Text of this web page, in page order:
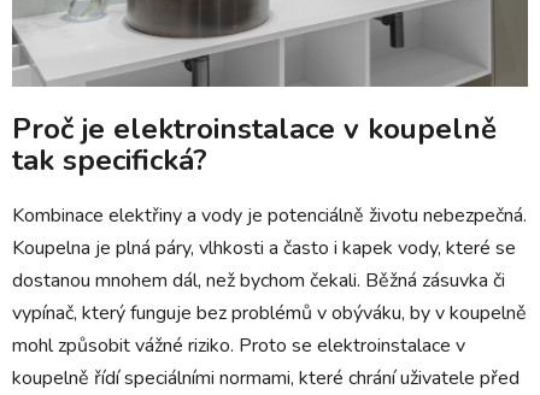
Proč je elektroinstalace v koupelně
tak specifická?
Kombinace elektřiny a vody je potenciálně životu nebezpečná.
Koupelna je plná páry, vlhkosti a často i kapek vody, které se
dostanou mnohem dál, než bychom čekali. Běžná zásuvka či
vypínač, který funguje bez problémů v obýváku, by v koupelně
mohl způsobit vážné riziko. Proto se elektroinstalace v
koupelně řídí speciálními normami, které chrání uživatele před